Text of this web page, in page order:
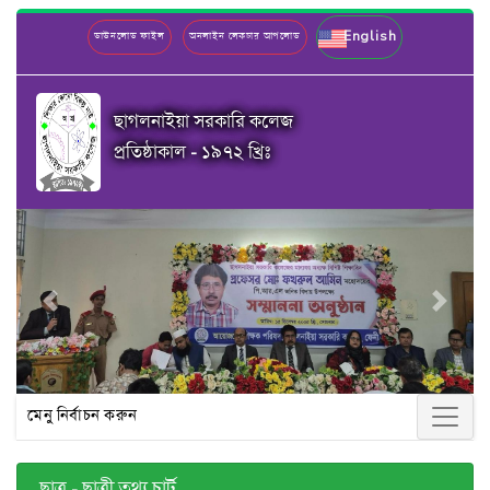
ডাউনলোড ফাইল অনলাইন লেকচার আপলোড English
ছাগলনাইয়া সরকারি কলেজ
প্রতিষ্ঠাকাল - ১৯৭২ খ্রিঃ
Previous Next
মেনু নির্বাচন করুন